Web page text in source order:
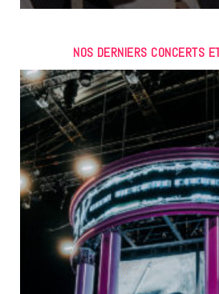
NOS DERNIERS CONCERTS